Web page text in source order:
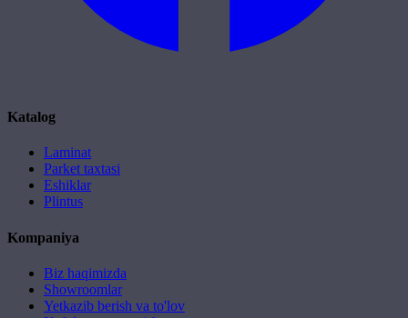
Katalog
Laminat
Parket taxtasi
Eshiklar
Plintus
Kompaniya
Biz haqimizda
Showroomlar
Yetkazib berish va to'lov